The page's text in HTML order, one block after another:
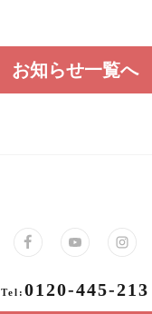
お知らせ一覧へ
Tel: 0120-445-213